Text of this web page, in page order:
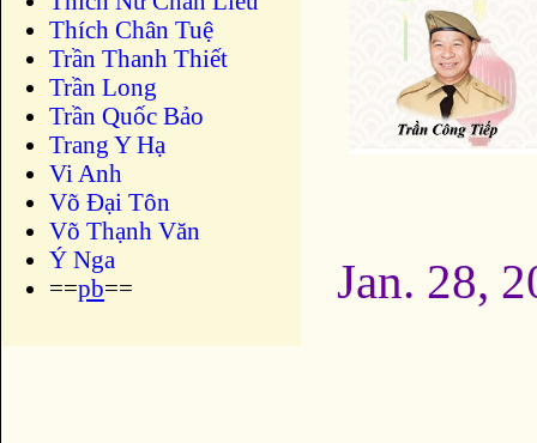
Thích Chân Tuệ
Trần Thanh Thiết
Trần Long
Trần Quốc Bảo
Trang Y Hạ
Vi Anh
Võ Đại Tôn
Võ Thạnh Văn
Ý Nga
==pb== Jan. 28,